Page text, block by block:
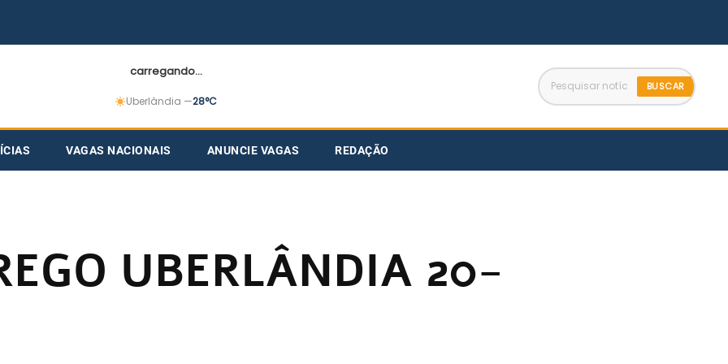
carregando...
Uberlândia —28°C
BUSCAR
VAGAS NACIONAIS ANUNCIE VAGAS REDAÇÃO
UBERLÂNDIA 20-